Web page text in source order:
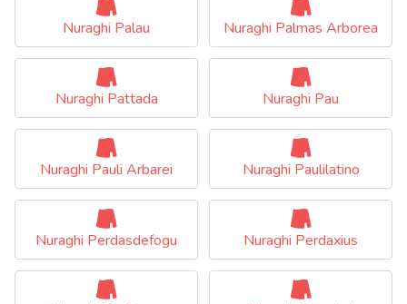
Nuraghi Palau Nuraghi Palmas Arborea
Nuraghi Pattada Nuraghi Pau
Nuraghi Pauli Arbarei Nuraghi Paulilatino
Nuraghi Perdasdefogu Nuraghi Perdaxius